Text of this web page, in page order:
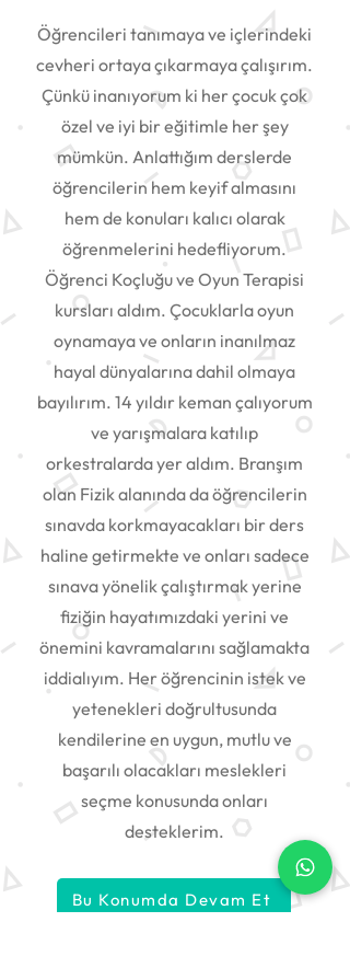
Öğrencileri tanımaya ve içlerindeki
cevheri ortaya çıkarmaya çalışırım.
Çünkü inanıyorum ki her çocuk çok
özel ve iyi bir eğitimle her şey
mümkün. Anlattığım derslerde
öğrencilerin hem keyif almasını
hem de konuları kalıcı olarak
öğrenmelerini hedefliyorum.
Öğrenci Koçluğu ve Oyun Terapisi
kursları aldım. Çocuklarla oyun
oynamaya ve onların inanılmaz
hayal dünyalarına dahil olmaya
bayılırım. 14 yıldır keman çalıyorum
ve yarışmalara katılıp
orkestralarda yer aldım. Branşım
olan Fizik alanında da öğrencilerin
sınavda korkmayacakları bir ders
haline getirmekte ve onları sadece
sınava yönelik çalıştırmak yerine
fiziğin hayatımızdaki yerini ve
önemini kavramalarını sağlamakta
iddialıyım. Her öğrencinin istek ve
yetenekleri doğrultusunda
kendilerine en uygun, mutlu ve
başarılı olacakları meslekleri
seçme konusunda onları
desteklerim.
Bu Konumda Devam Et